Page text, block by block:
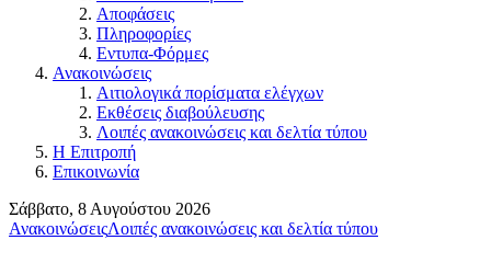
Αποφάσεις
Πληροφορίες
Εντυπα-Φόρμες
Ανακοινώσεις
Αιτιολογικά πορίσματα ελέγχων
Εκθέσεις διαβούλευσης
Λοιπές ανακοινώσεις και δελτία τύπου
Η Επιτροπή
Επικοινωνία
Σάββατο, 8 Αυγούστου 2026
ΑνακοινώσειςΛοιπές ανακοινώσεις και δελτία τύπου